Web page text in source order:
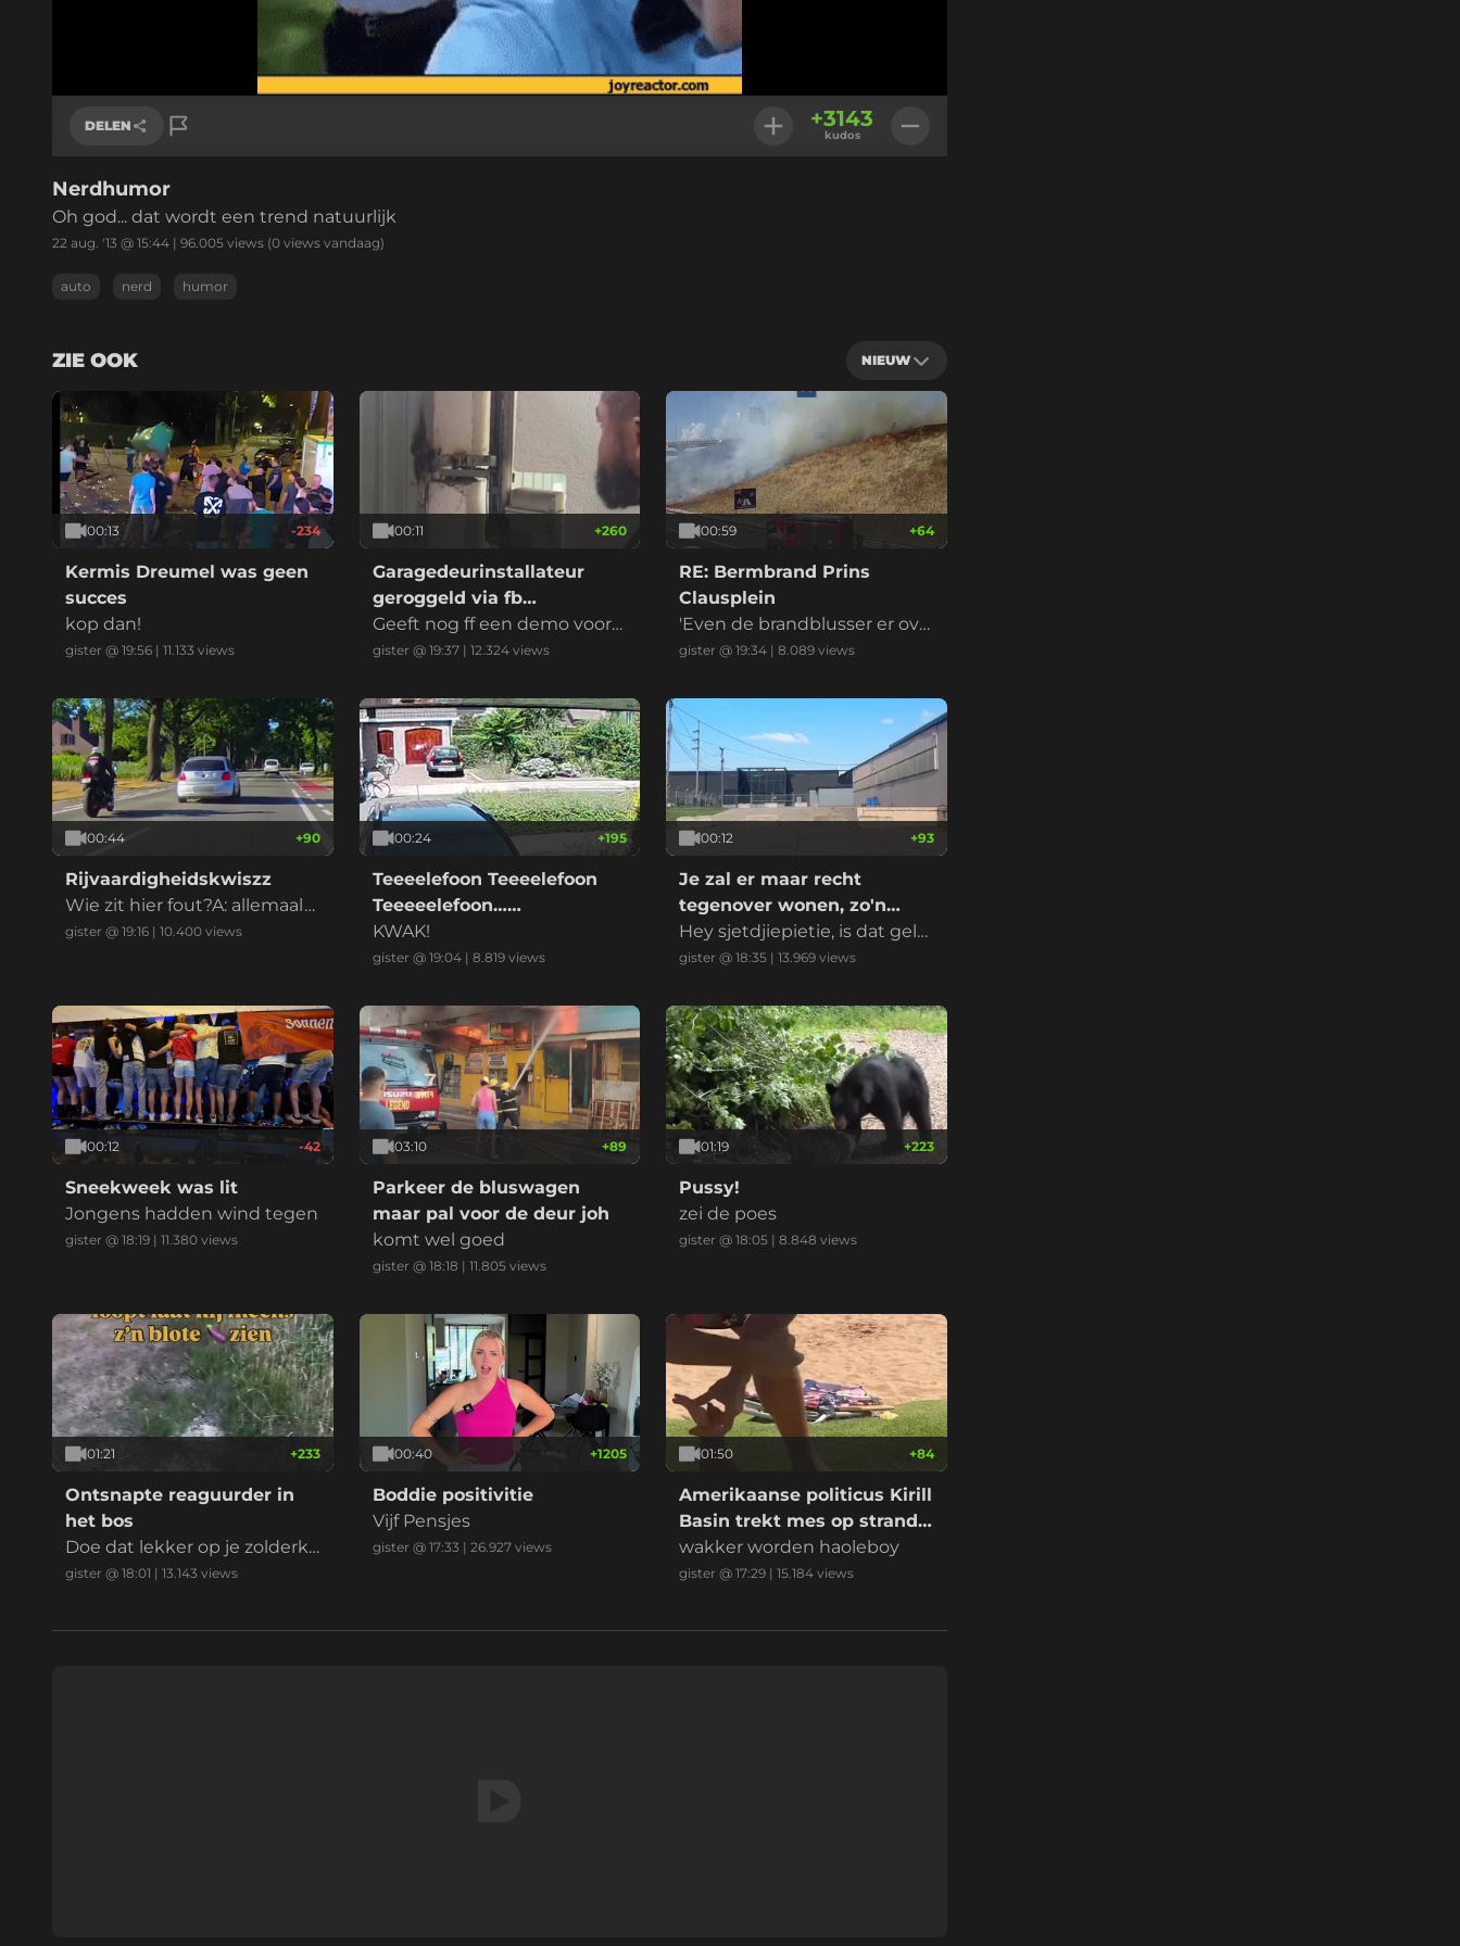
DELEN
Link kopiëren
+3143
kudos
Nerdhumor
Oh god... dat wordt een trend natuurlijk
22 aug. '13 @ 15:44 | 96.005 views (0 views vandaag)
auto nerd humor
ZIE OOK NIEUW
00:13 -234
Kermis Dreumel was geen
succes
kop dan!
gister @ 19:56 | 11.133 views
00:11 +260
Garagedeurinstallateur
geroggeld via fb
marktplaats
Geeft nog ff een demo voord
at ik betaal
gister @ 19:37| 12.324views
00:59 +64
RE: Bermbrand Prins
Clausplein
'Even de brandblusser er ove
r en het is geblust' riep iema
gister @ 19:34 |8.089 views
00:44 +90
Rijvaardigheidskwiszz
Wie zit hier fout?A: allemaal
B: iedereenC: alle betrokken
gister @ 19:16 | 10.400 views
00:24 +195
Teeeelefoon Teeeelefoon
Teeeeelefoon……
KWAK!
gister @ 19:04| 8.819views
00:12 +93
Je zal er maar recht
tegenover wonen, zo'n
datacenter
Hey sjetdjiepietie, is dat gelui
d normaal?
gister @ 18:35 |13.969 views
00:12 -42
Sneekweek was lit
Jongens hadden wind tegen
gister @ 18:19 | 11.380 views
03:10 +89
Parkeer de bluswagen
maar pal voor de deur joh
komt wel goed
gister @ 18:18 | 11.805views
01:19 +223
Pussy!
zei de poes
gister @ 18:05 |8.848 views
01:21 +233
Ontsnapte reaguurder in
het bos
Doe dat lekker op je zolderka
mer mafkees
gister @ 18:01 | 13.143 views
00:40 +1205
Boddie positivitie
Vijf Pensjes
gister @ 17:33 | 26.927views
01:50 +84
Amerikaanse politicus Kirill
Basin trekt mes op strand
Hawaii
wakker worden haoleboy
gister @ 17:29 |15.184 views